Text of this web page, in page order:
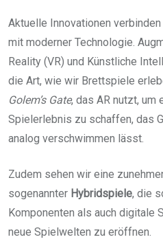
Aktuelle Innovationen
mit moderner Technologie.
Reality (VR) und Künstliche
die Art, wie wir Brettspiele
Golem’s Gate, das AR nutzt, um
Spielerlebnis zu schaffen, das
analog verschwimmen lässt.
Zudem sehen wir eine
sogenannter Hybridspiele, die
Komponenten als auch digitale
neue Spielwelten zu eröffnen.